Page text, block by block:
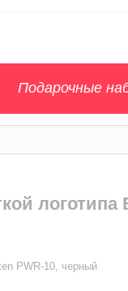
Подарочные
логотипа
PWR-10, черный